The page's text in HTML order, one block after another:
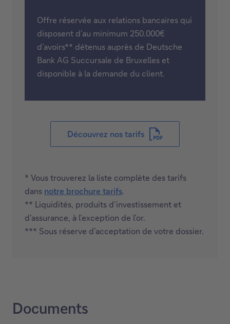
Offre réservée aux relations bancaires qui
disposent d’au minimum 250.000€
d’avoirs** détenus auprès de Deutsche
Bank AG Succursale de Bruxelles et
disponible à la demande du client.
Découvrez nos tarifs
l
i
e
n
o
a
* Vous trouverez la liste complète des tarifs
dans notre brochure tarifs
v
.
** Liquidités, produits d’investissement et
d’assurance, à l’exception de l’or.
*** Sous réserve d’acceptation de votre dossier.
Documents